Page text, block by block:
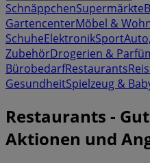
SchnäppchenSupermärkte
GartencenterMöbel &
SchuheElektronikSport
ZubehörDrogerien &
BürobedarfRestaurants
GesundheitSpielzeug &
Restaurants -
Aktionen und